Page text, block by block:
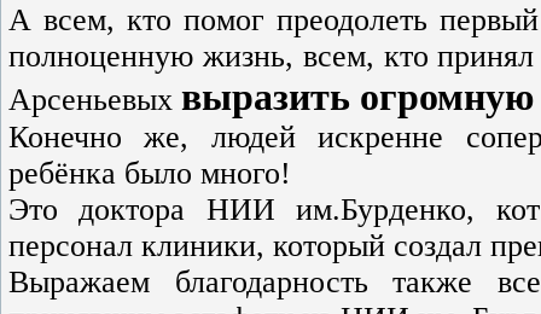
А всем, кто помог преодолеть
полноценную жизнь, всем, кто
Арсеньевых выразить огромную
Конечно же, людей искренне
ребёнка было много!
Это доктора НИИ им.Бурденко,
персонал клиники, который создал
Выражаем благодарность также